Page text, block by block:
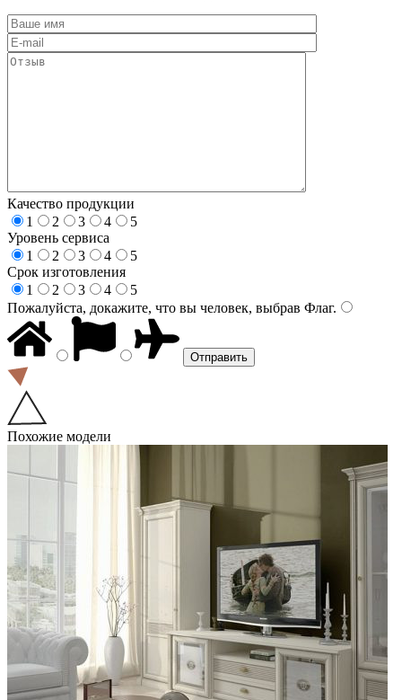
Качество продукции
1
2 3 4
5
Уровень сервиса
1
2 3 4
5
Срок изготовления
1
2 3 4
5
Пожалуйста, докажите, что вы человек, выбрав Флаг.
Похожие модели